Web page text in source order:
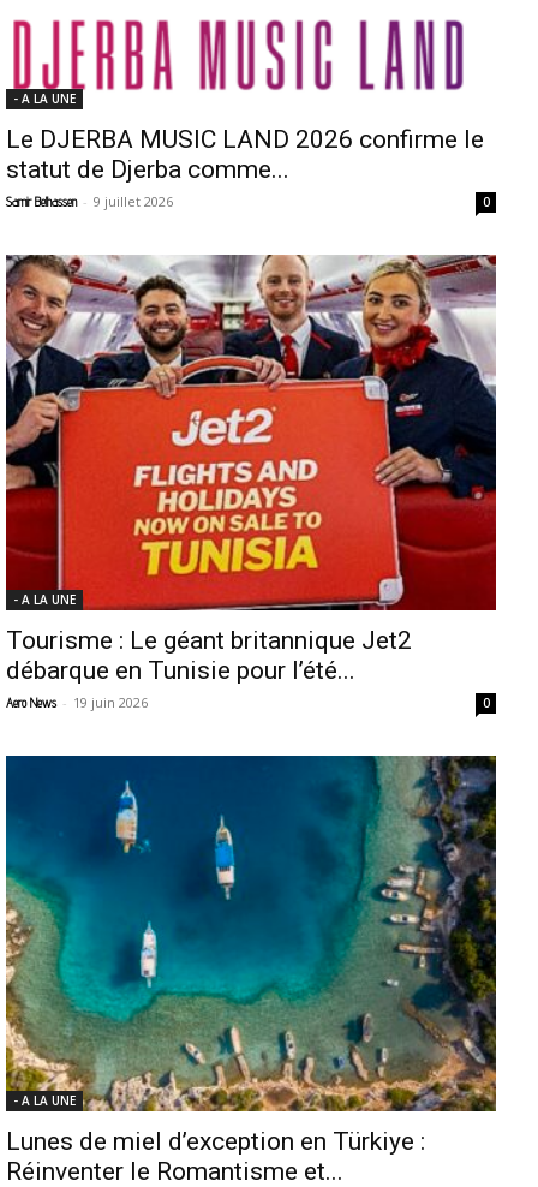
- A LA UNE
Le DJERBA MUSIC LAND 2026 confirme le
statut de Djerba comme...
Samir Belhassen - 9 juillet 2026 0
- A LA UNE
Tourisme : Le géant britannique Jet2
débarque en Tunisie pour l’été...
Aero News - 19 juin 2026 0
- A LA UNE
Lunes de miel d’exception en Türkiye :
Réinventer le Romantisme et...